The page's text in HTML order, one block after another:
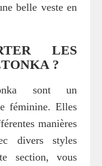
belle veste en
LES
?
sont un
féminine. Elles
manières
divers styles
section, vous